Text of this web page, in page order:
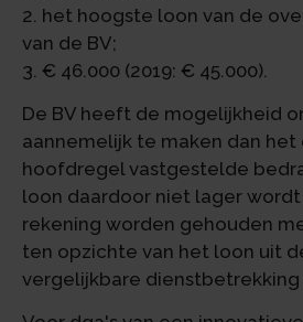
2. het hoogste loon van de
van de BV;
3. € 46.000 (2019: € 45.000).
De BV heeft de mogelijkheid
aannemelijk te maken dan het
hoofdregel vastgestelde
loon daardoor niet lager wordt
rekening worden gehouden
ten opzichte van het loon uit
vergelijkbare dienstbetrekking